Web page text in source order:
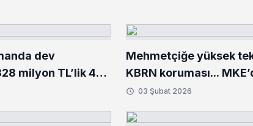
dev
milyon TL’lik 484
ele geçirildi
Mehmetçiğe yüksek
KBRN koruması...
donanım setleri
03 Şubat 2026